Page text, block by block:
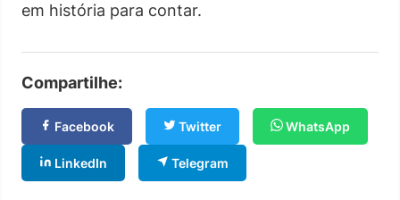
em história para contar.
Compartilhe:
Facebook Twitter WhatsApp
LinkedIn Telegram